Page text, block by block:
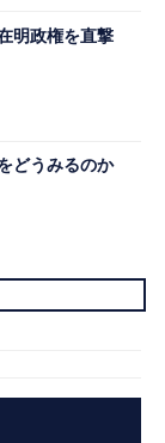
明政権を直撃
どうみるのか